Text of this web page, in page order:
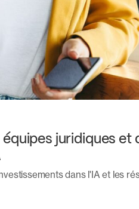
juridiques
dans l'IA et les